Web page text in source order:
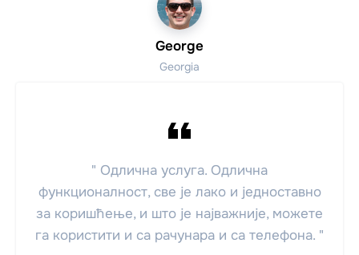
George
Georgia
" Одлична услуга. Одлична
функционалност, све је лако и једноставно
за коришћење, и што је најважније, можете
га користити и са рачунара и са телефона. "